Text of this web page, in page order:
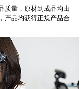
质量， 原材到成品均由
，产品均获得正规产品合